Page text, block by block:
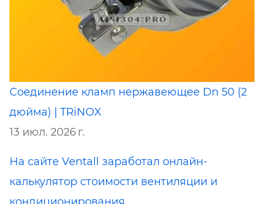
Соединение кламп нержавеющее Dn 50 (2
дюйма) | TRiNOX
13 июл. 2026 г.
На сайте Ventall заработал онлайн-
калькулятор стоимости вентиляции и